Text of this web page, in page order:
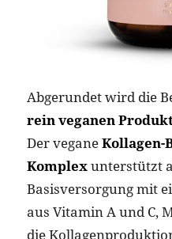
Abgerundet wird die
rein veganen
Der veganeKollagen-
Komplexunterstützt
Basisversorgung mit
aus Vitamin A und C,
die